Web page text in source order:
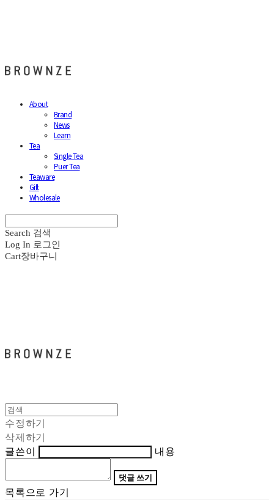
About
Brand
News
Learn
Tea
Single Tea
Puer Tea
Teaware
Gift
Wholesale
Search 검색
Log In 로그인
Cart장바구니
수정하기
삭제하기
글쓴이
내용
댓글 쓰기
목록으로 가기